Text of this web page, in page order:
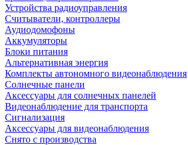
Устройства радиоуправления
Считыватели, контроллеры
Аудиодомофоны
Аккумуляторы
Блоки питания
Альтернативная энергия
Комплекты автономного видеонаблюдения
Солнечные панели
Аксессуары для солнечных панелей
Видеонаблюдение для транспорта
Сигнализация
Аксессуары для видеонаблюдения
Снято с производства